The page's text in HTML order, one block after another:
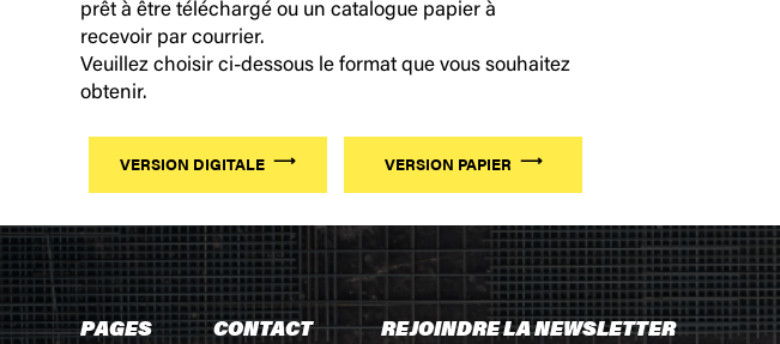
prêt à être téléchargé ou un catalogue papier à
recevoir par courrier.
Veuillez choisir ci-dessous le format que vous souhaitez
obtenir.
VERSION DIGITALE VERSION PAPIER
PAGES CONTACT REJOINDRE LA NEWSLETTER